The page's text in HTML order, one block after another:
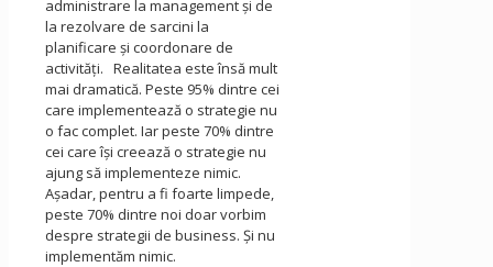
administrare la management şi de
la rezolvare de sarcini la
planificare şi coordonare de
activităţi. Realitatea este însă mult
mai dramatică. Peste 95% dintre cei
care implementează o strategie nu
o fac complet. Iar peste 70% dintre
cei care îşi creează o strategie nu
ajung să implementeze nimic.
Aşadar, pentru a fi foarte limpede,
peste 70% dintre noi doar vorbim
despre strategii de business. Şi nu
implementăm nimic.